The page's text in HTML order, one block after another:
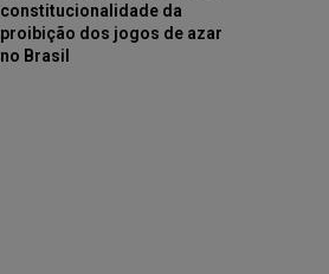
constitucionalidade da
proibição dos jogos de azar
no Brasil